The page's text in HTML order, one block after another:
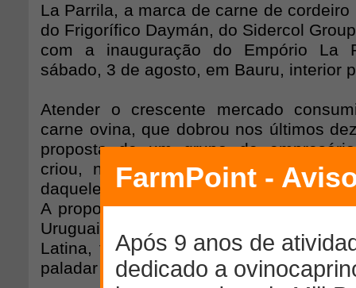
La Parrila, a marca de carne de
do Frigorífico Daymán, do Sidercol
com a inauguração do Empório La
sábado, 3 de agosto, em Bauru, interior
Atender o crescente mercado
carne ovina, que dobrou nos últimos
proposta de um grupo de
criou, no Uruguai, o Sidercol Group,
daquele país especializado em
A proposta dos empresários em
Uruguai, detentor do maior rebanho de
Latina, também é a de produzir uma
paladar dos brasileiros.